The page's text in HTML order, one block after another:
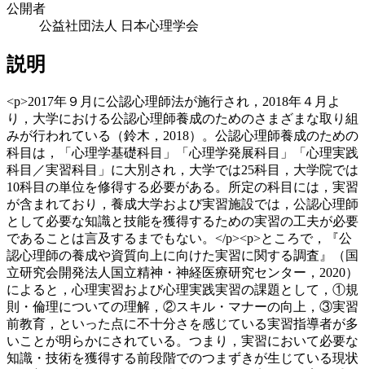
公開者
公益社団法人 日本心理学会
説明
<p>2017年９月に公認心理師法が施行され，2018年４月よ
り，大学における公認心理師養成のためのさまざまな取り組
みが行われている（鈴木，2018）。公認心理師養成のための
科目は，「心理学基礎科目」「心理学発展科目」「心理実践
科目／実習科目」に大別され，大学では25科目，大学院では
10科目の単位を修得する必要がある。所定の科目には，実習
が含まれており，養成大学および実習施設では，公認心理師
として必要な知識と技能を獲得するための実習の工夫が必要
であることは言及するまでもない。</p><p>ところで，『公
認心理師の養成や資質向上に向けた実習に関する調査』（国
立研究会開発法人国立精神・神経医療研究センター，2020）
によると，心理実習および心理実践実習の課題として，①規
則・倫理についての理解，②スキル・マナーの向上，③実習
前教育，といった点に不十分さを感じている実習指導者が多
いことが明らかにされている。つまり，実習において必要な
知識・技術を獲得する前段階でのつまずきが生じている現状